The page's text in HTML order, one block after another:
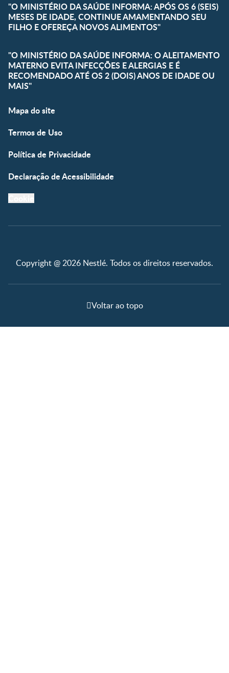
"O MINISTÉRIO DA SAÚDE INFORMA: APÓS OS 6 (SEIS)
MESES DE IDADE, CONTINUE AMAMENTANDO SEU
FILHO E OFEREÇA NOVOS ALIMENTOS"
"O MINISTÉRIO DA SAÚDE INFORMA: O ALEITAMENTO
MATERNO EVITA INFECÇÕES E ALERGIAS E É
RECOMENDADO ATÉ OS 2 (DOIS) ANOS DE IDADE OU
MAIS"
Mapa do site
Termos de Uso
Política de Privacidade
Declaração de Acessibilidade
Copyright @ 2026 Nestlé. Todos os direitos reservados.
Voltar ao topo